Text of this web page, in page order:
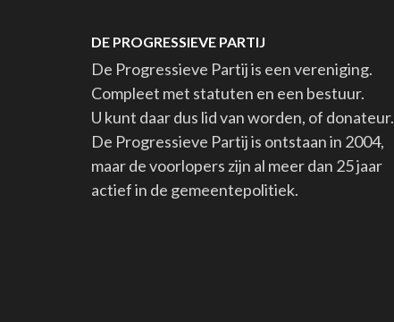
DE PROGRESSIEVE PARTIJ
De Progressieve Partij is een vereniging.
Compleet met statuten en een bestuur.
U kunt daar dus lid van worden, of donateur.
De Progressieve Partij is ontstaan in 2004,
maar de voorlopers zijn al meer dan 25 jaar
actief in de gemeentepolitiek.